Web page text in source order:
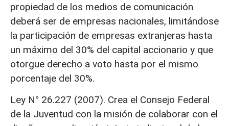
propiedad de los medios de comunicación
deberá ser de empresas nacionales, limitándose
la participación de empresas extranjeras hasta
un máximo del 30% del capital accionario y que
otorgue derecho a voto hasta por el mismo
porcentaje del 30%.
Ley N° 26.227 (2007). Crea el Consejo Federal
de la Juventud con la misión de colaborar con el